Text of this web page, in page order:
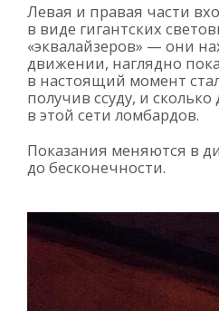
Левая и правая части
в виде гигантских
«эквалайзеров» — они
движении, наглядно
в настоящий момент
получив ссуду, и
в этой сети ломбардов.
Показания меняются в
до бесконечности.